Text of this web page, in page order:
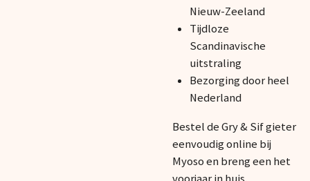
Nieuw-Zeeland
Tijdloze
Scandinavische
uitstraling
Bezorging door heel
Nederland
Bestel de Gry & Sif gieter
eenvoudig online bij
Myoso en breng een het